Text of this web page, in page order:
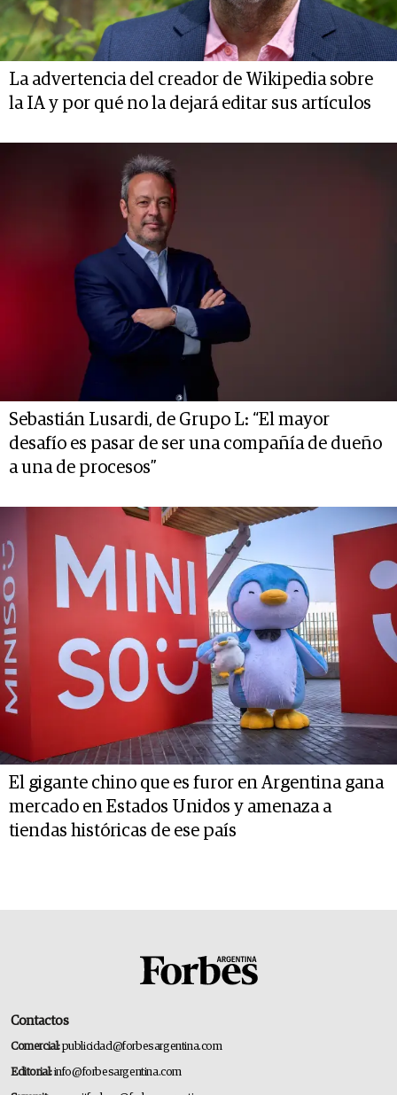
La advertencia del creador de Wikipedia sobre
la IA y por qué no la dejará editar sus artículos
Sebastián Lusardi, de Grupo L: “El mayor
desafío es pasar de ser una compañía de dueño
a una de procesos”
El gigante chino que es furor en Argentina gana
mercado en Estados Unidos y amenaza a
tiendas históricas de ese país
Contactos
Comercial:publicidad@forbesargentina.com
Editorial:info@forbesargentina.com